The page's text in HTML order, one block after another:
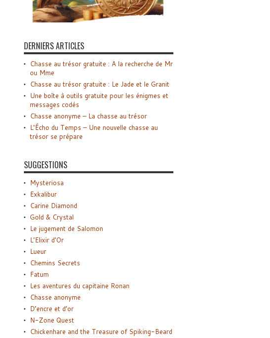
DERNIERS ARTICLES
Chasse au trésor gratuite : A la recherche de Mr
ou Mme
Chasse au trésor gratuite : Le Jade et le Granit
Une boîte à outils gratuite pour les énigmes et
messages codés
Chasse anonyme – La chasse au trésor
L’Écho du Temps – Une nouvelle chasse au
trésor se prépare
SUGGESTIONS
Mysteriosa
Exkalibur
Carine Diamond
Gold & Crystal
Le jugement de Salomon
L’Elixir d’Or
Lueur
Chemins Secrets
Fatum
Les aventures du capitaine Ronan
Chasse anonyme
D’encre et d’or
N-Zone Quest
Chickenhare and the Treasure of Spiking-Beard